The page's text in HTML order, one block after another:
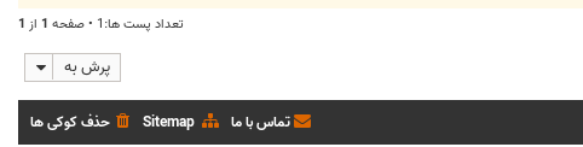
ا
تعداد پست ها:1 • صفحه 1 از 1
پرش به
حذف کوکی ها Sitemap تماس با ما